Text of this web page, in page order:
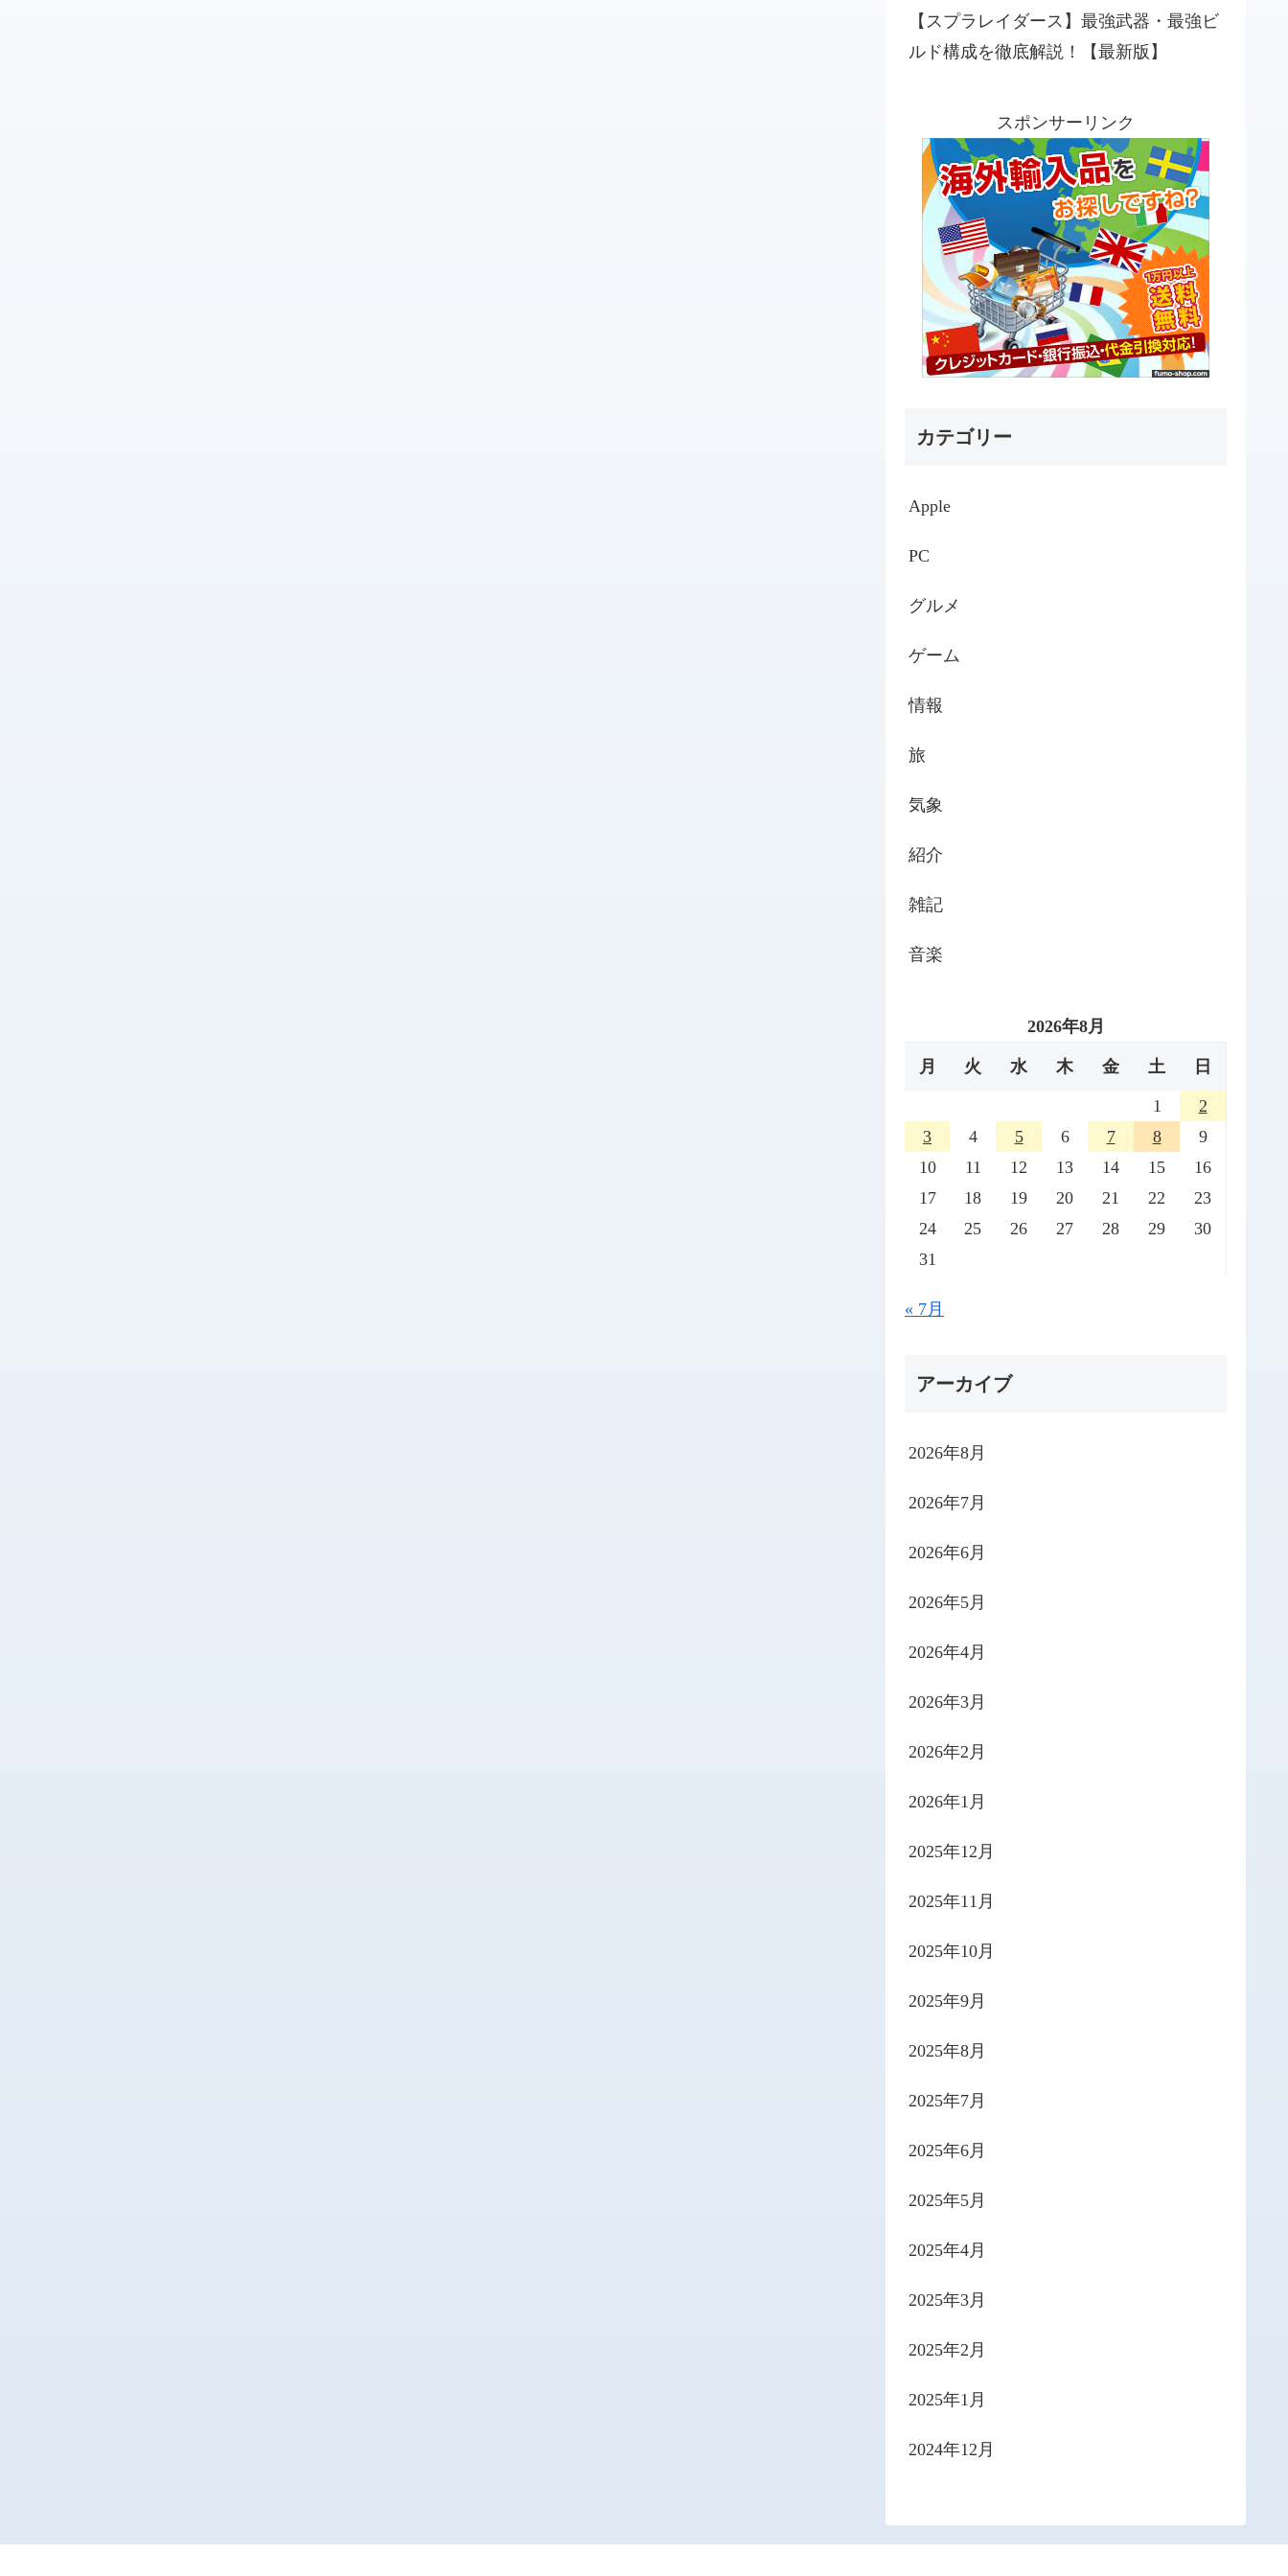
【スプラレイダース】最強武器・最強ビ
ルド構成を徹底解説！【最新版】
スポンサーリンク
カテゴリー
Apple
PC
グルメ
ゲーム
情報
旅
気象
紹介
雑記
音楽
2026年8月
月 火 水 木 金 土 日
1
2
3
4 5 6 7 8
9
10
11 12 13 14 15
16
17
18 19 20 21 22
23
24
25 26 27 28 29
30
31
« 7月
アーカイブ
2026年8月
2026年7月
2026年6月
2026年5月
2026年4月
2026年3月
2026年2月
2026年1月
2025年12月
2025年11月
2025年10月
2025年9月
2025年8月
2025年7月
2025年6月
2025年5月
2025年4月
2025年3月
2025年2月
2025年1月
2024年12月